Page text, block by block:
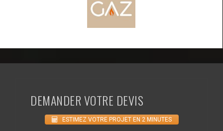
DEMANDER VOTRE DEVIS
ESTIMEZ VOTRE PROJET EN 2 MINUTES